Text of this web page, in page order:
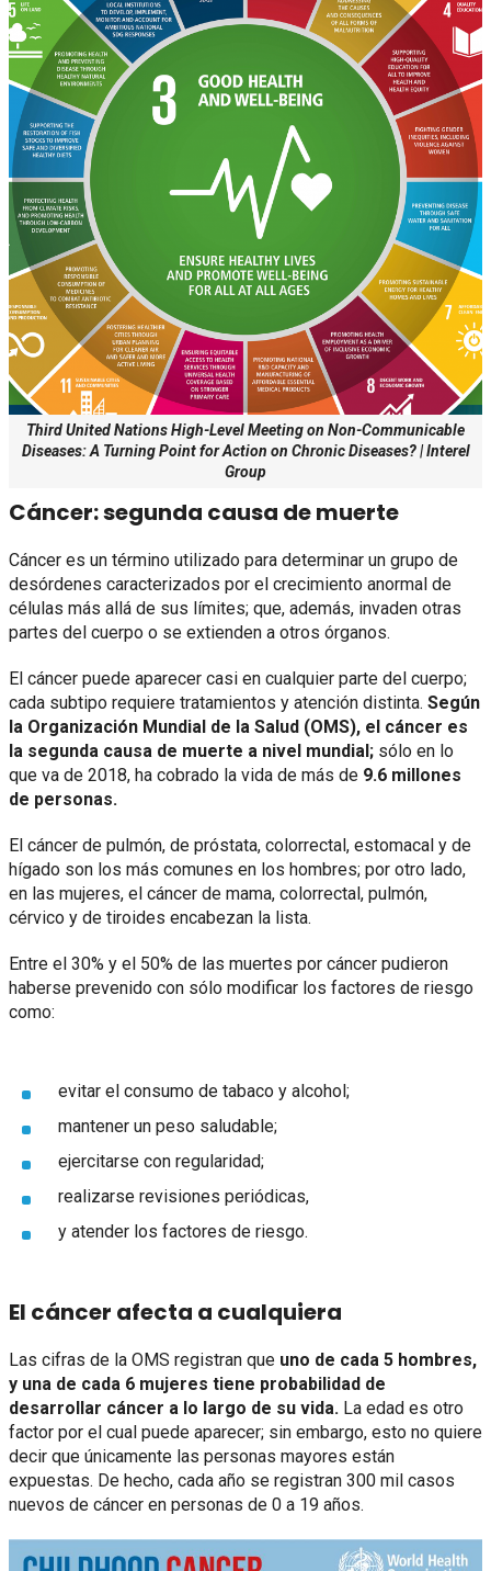
Third United Nations High-Level Meeting on Non-Communicable
Diseases: A Turning Point for Action on Chronic Diseases? | Interel
Group
Cáncer: segunda causa de muerte
Cáncer es un término utilizado para determinar un grupo de
desórdenes caracterizados por el crecimiento anormal de
células más allá de sus límites; que, además, invaden otras
partes del cuerpo o se extienden a otros órganos.
El cáncer puede aparecer casi en cualquier parte del cuerpo;
cada subtipo requiere tratamientos y atención distinta. Según
la Organización Mundial de la Salud (OMS), el cáncer es
la segunda causa de muerte a nivel mundial; sólo en lo
que va de 2018, ha cobrado la vida de más de 9.6 millones
de personas.
El cáncer de pulmón, de próstata, colorrectal, estomacal y de
hígado son los más comunes en los hombres; por otro lado,
en las mujeres, el cáncer de mama, colorrectal, pulmón,
cérvico y de tiroides encabezan la lista.
Entre el 30% y el 50% de las muertes por cáncer pudieron
haberse prevenido con sólo modificar los factores de riesgo
como:
evitar el consumo de tabaco y alcohol;
mantener un peso saludable;
ejercitarse con regularidad;
realizarse revisiones periódicas,
y atender los factores de riesgo.
El cáncer afecta a cualquiera
Las cifras de la OMS registran que uno de cada 5 hombres,
y una de cada 6 mujeres tiene probabilidad de
desarrollar cáncer a lo largo de su vida. La edad es otro
factor por el cual puede aparecer; sin embargo, esto no quiere
decir que únicamente las personas mayores están
expuestas. De hecho, cada año se registran 300 mil casos
nuevos de cáncer en personas de 0 a 19 años.